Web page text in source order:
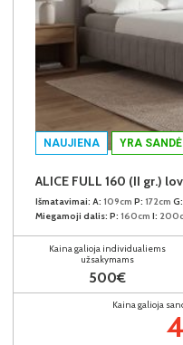
NAUJIENA YRA
ALICE FULL 160 (II gr.)
Išmatavimai: A: 109cm P: 172cm G:
Miegamoji dalis: P: 160cm I:
Kaina galioja individualiems
užsakymams
500€
Kaina galioja